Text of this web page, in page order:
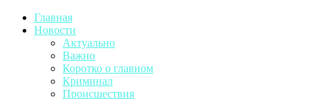
Главная
Новости
Актуально
Важно
Коротко о главном
Криминал
Происшествия